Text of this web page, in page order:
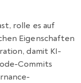
rolle es auf
Eigenschaften
damit KI-
Commits